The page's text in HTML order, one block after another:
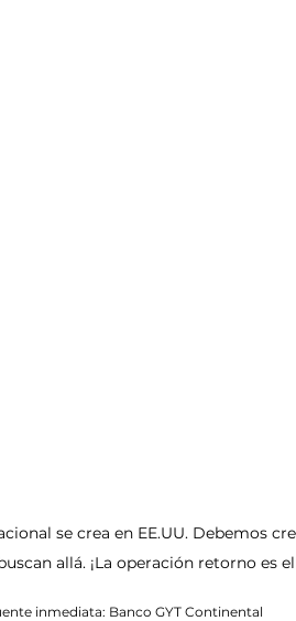
se crea en EE.UU. Debemos
allá. ¡La operación retorno es
inmediata: Banco GYT Continental